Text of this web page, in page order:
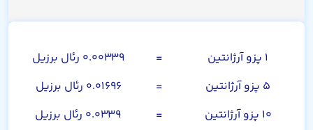
۱ پزو آرژانتین =
۰.۰۰۳۳۹ رئال برزیل
۵ پزو آرژانتین
=
۰.۰۱۶۹۶ رئال برزیل
۱۰ پزو آرژانتین
=
۰.۰۳۳۹ رئال برزیل